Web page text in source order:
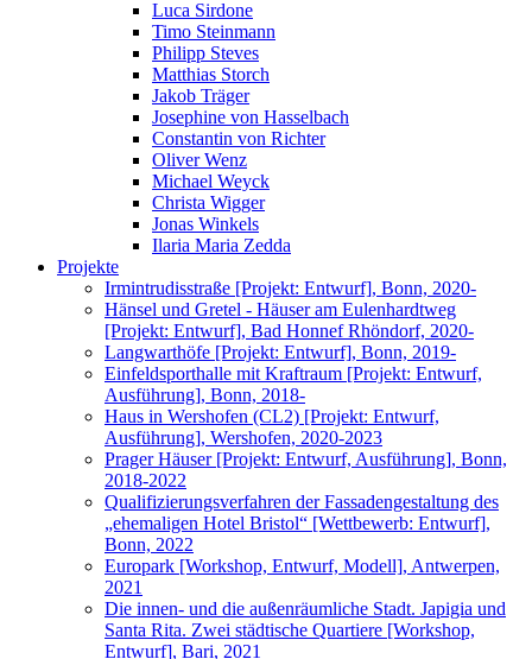
Luca Sirdone
Timo Steinmann
Philipp Steves
Matthias Storch
Jakob Träger
Josephine von Hasselbach
Constantin von Richter
Oliver Wenz
Michael Weyck
Christa Wigger
Jonas Winkels
Ilaria Maria Zedda
Projekte
Irmintrudisstraße [Projekt: Entwurf], Bonn, 2020-
Hänsel und Gretel - Häuser am Eulenhardtweg
[Projekt: Entwurf], Bad Honnef Rhöndorf, 2020-
Langwarthöfe [Projekt: Entwurf], Bonn, 2019-
Einfeldsporthalle mit Kraftraum [Projekt: Entwurf,
Ausführung], Bonn, 2018-
Haus in Wershofen (CL2) [Projekt: Entwurf,
Ausführung], Wershofen, 2020-2023
Prager Häuser [Projekt: Entwurf, Ausführung], Bonn,
2018-2022
Qualifizierungsverfahren der Fassadengestaltung des
„ehemaligen Hotel Bristol“ [Wettbewerb: Entwurf],
Bonn, 2022
Europark [Workshop, Entwurf, Modell], Antwerpen,
2021
Die innen- und die außenräumliche Stadt. Japigia und
Santa Rita. Zwei städtische Quartiere [Workshop,
Entwurf], Bari, 2021